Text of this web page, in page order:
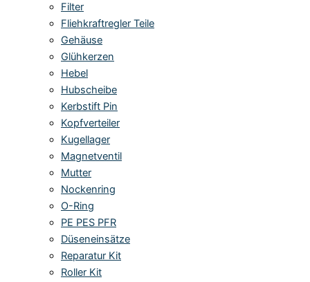
Filter
Fliehkraftregler Teile
Gehäuse
Glühkerzen
Hebel
Hubscheibe
Kerbstift Pin
Kopfverteiler
Kugellager
Magnetventil
Mutter
Nockenring
O-Ring
PE PES PFR
Düseneinsätze
Reparatur Kit
Roller Kit